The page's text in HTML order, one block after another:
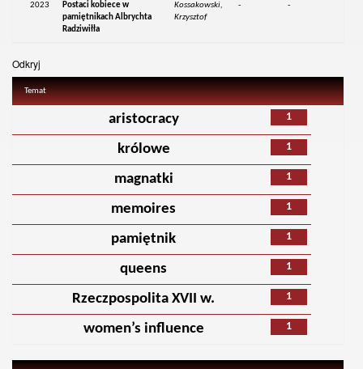
2023
Postaci kobiece w
pamiętnikach Albrychta
Radziwiłła
Kossakowski,
Krzysztof
- -
Odkryj
Temat
1
aristocracy
1
królowe
1
magnatki
1
memoires
1
pamiętnik
1
queens
1
Rzeczpospolita XVII w.
1
women’s influence